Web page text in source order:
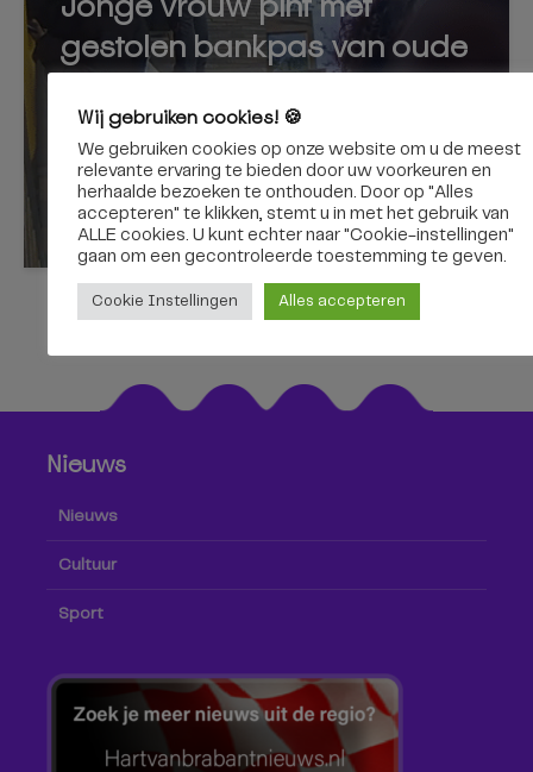
gestolen bankpas van oude
10 augustus 2026
Nieuws
Nieuws
Cultuur
Sport
Wij gebruiken cookies! 🍪
We gebruiken cookies op onze website om u de meest
relevante ervaring te bieden door uw voorkeuren en
herhaalde bezoeken te onthouden. Door op "Alles
accepteren" te klikken, stemt u in met het gebruik van
ALLE cookies. U kunt echter naar "Cookie-instellingen"
gaan om een ​​gecontroleerde toestemming te geven.
Cookie Instellingen Alles accepteren